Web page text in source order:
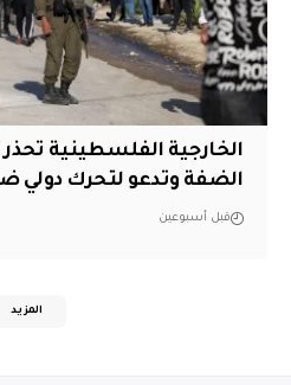
الخارجية الفلسطينية
الضفة وتدعو لتحرك دولي
قبل أسبوعين
المزيد